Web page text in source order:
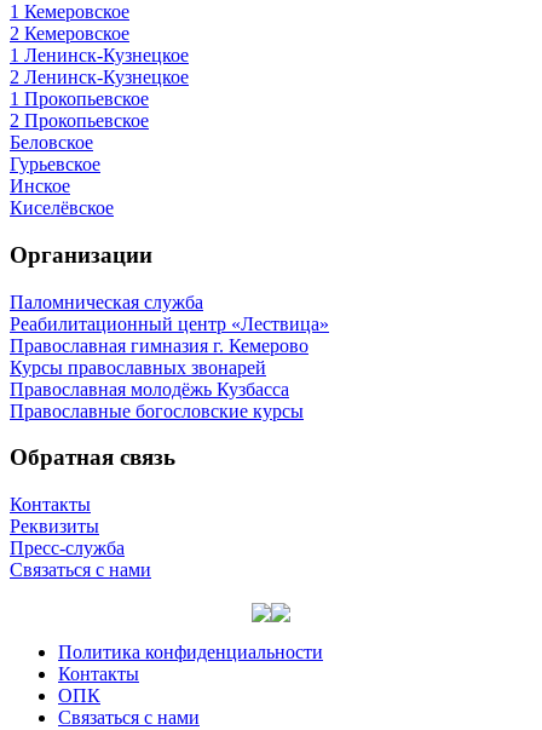
1 Кемеровское
2 Кемеровское
1 Ленинск-Кузнецкое
2 Ленинск-Кузнецкое
1 Прокопьевское
2 Прокопьевское
Беловское
Гурьевское
Инское
Киселёвское
Организации
Паломническая служба
Реабилитационный центр «Лествица»
Православная гимназия г. Кемерово
Курсы православных звонарей
Православная молодёжь Кузбасса
Православные богословские курсы
Обратная связь
Контакты
Реквизиты
Пресс-служба
Связаться с нами
Политика конфиденциальности
Контакты
ОПК
Связаться с нами